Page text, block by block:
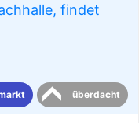
findet
überdacht